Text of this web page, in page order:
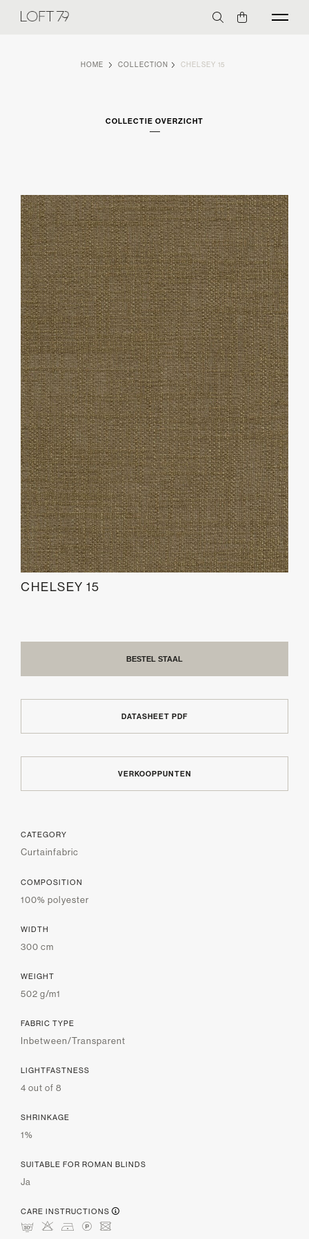
HOME COLLECTION CHELSEY 15
COLLECTIE OVERZICHT
CHELSEY 15
BESTEL STAAL
DATASHEET PDF
VERKOOPPUNTEN
CATEGORY
Curtainfabric
COMPOSITION
100% polyester
WIDTH
300 cm
WEIGHT
502 g/m1
FABRIC TYPE
Inbetween/Transparent
LIGHTFASTNESS
4 out of 8
SHRINKAGE
1%
SUITABLE FOR ROMAN BLINDS
Ja
CARE INSTRUCTIONS
mHDLU